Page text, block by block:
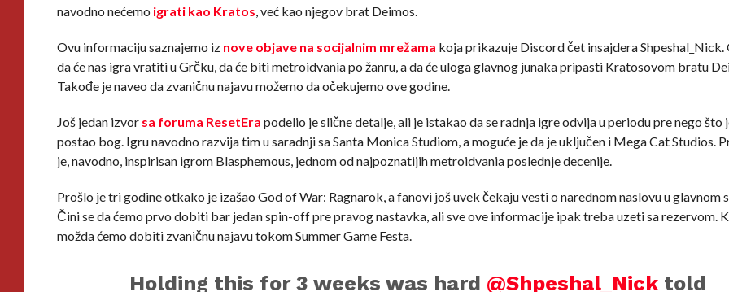
navodno nećemo igrati kao Kratos, već kao njegov brat Deimos.
Ovu informaciju saznajemo iz nove objave na socijalnim mrežama koja prikazuje Discord čet insajdera
da će nas igra vratiti u Grčku, da će biti metroidvania po žanru, a da će uloga glavnog junaka pripasti Kratosovom bratu
Takođe je naveo da zvaničnu najavu možemo da očekujemo ove godine.
Još jedan izvor sa foruma ResetEra podelio je slične detalje, ali je istakao da se radnja igre odvija u periodu pre nego što
postao bog. Igru navodno razvija tim u saradnji sa Santa Monica Studiom, a moguće je da je uključen i Mega Cat Studios.
je, navodno, inspirisan igrom Blasphemous, jednom od najpoznatijih metroidvania poslednje decenije.
Prošlo je tri godine otkako je izašao God of War: Ragnarok, a fanovi još uvek čekaju vesti o narednom naslovu u glavnom
Čini se da ćemo prvo dobiti bar jedan spin-off pre pravog nastavka, ali sve ove informacije ipak treba uzeti sa rezervom.
možda ćemo dobiti zvaničnu najavu tokom Summer Game Festa.
Holding this for 3 weeks was hard @Shpeshal_Nicktold